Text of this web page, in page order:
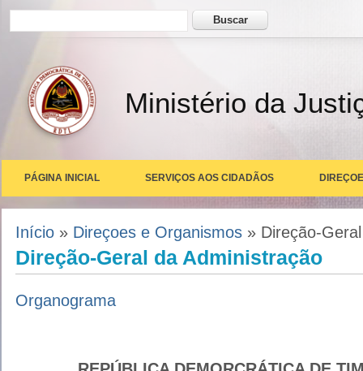
Formulário de busca Buscar
Ministério da
PÁGINA INICIAL SERVIÇOS AOS CIDADÃOS
Você está aqui
Início » Direçoes e Organismos » Direção-
Direção-Geral da Administração
Organograma